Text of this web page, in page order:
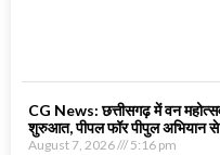
CG News: छत्तीसगढ़ में वन
शुरुआत, पीपल फॉर पीपुल अभियान
August 7, 2026 5:16 pm